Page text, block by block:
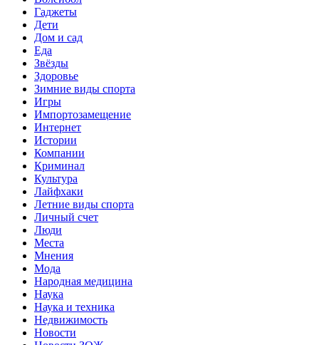
Гаджеты
Дети
Дом и сад
Еда
Звёзды
Здоровье
Зимние виды спорта
Игры
Импортозамещение
Интернет
Истории
Компании
Криминал
Культура
Лайфхаки
Летние виды спорта
Личный счет
Люди
Места
Мнения
Мода
Народная медицина
Наука
Наука и техника
Недвижимость
Новости